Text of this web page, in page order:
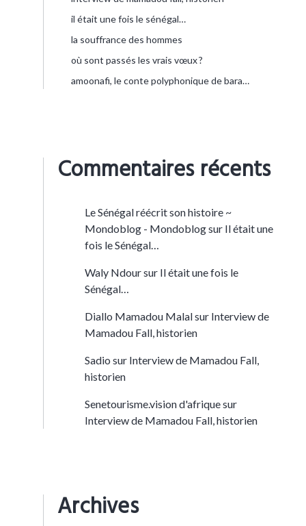
il était une fois le sénégal…
la souffrance des hommes
où sont passés les vrais vœux ?
amoonafi, le conte polyphonique de bara…
Commentaires récents
Le Sénégal réécrit son histoire ~
Mondoblog - Mondoblogsur Il était une
fois le Sénégal…
Waly Ndoursur Il était une fois le
Sénégal…
Diallo Mamadou Malalsur Interview de
Mamadou Fall, historien
Sadio sur Interview de Mamadou Fall,
historien
Senetourisme.vision d'afriquesur
Interview de Mamadou Fall, historien
Archives